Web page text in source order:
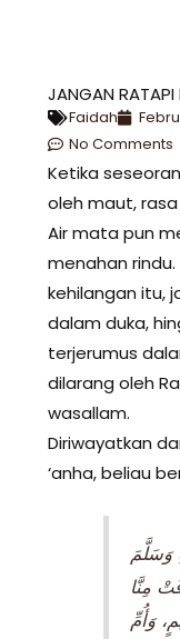
JANGAN RATAPI
Faidah
No Comments
Ketika
oleh maut,
Air mata pun
menahan
kehilangan itu,
dalam duka,
terjerumus
dilarang oleh
wasallam.
Diriwayatkan
‘anha, beliau
مِنَّا
وَأُمِّ